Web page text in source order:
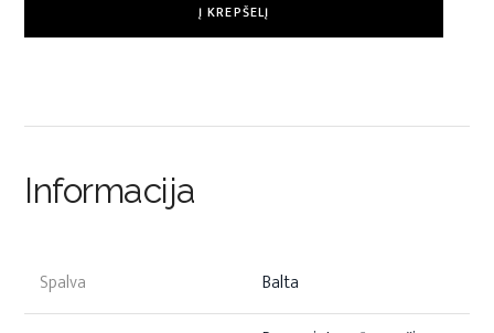
Į KREPŠELĮ
Informacija
Spalva Balta